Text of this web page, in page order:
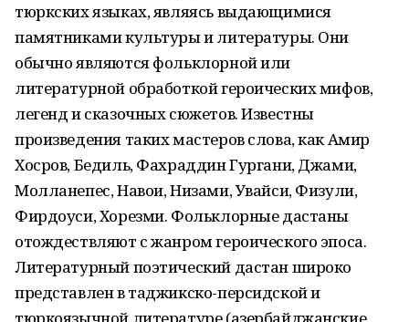
тюркских языках, являясь выдающимися
памятниками культуры и литературы. Они
обычно являются фольклорной или
литературной обработкой героических мифов,
легенд и сказочных сюжетов. Известны
произведения таких мастеров слова, как Амир
Хосров, Бедиль, Фахраддин Гургани, Джами,
Молланепес, Навои, Низами, Увайси, Физули,
Фирдоуси, Хорезми. Фольклорные дастаны
отождествляют с жанром героического эпоса.
Литературный поэтический дастан широко
представлен в таджикско-персидской и